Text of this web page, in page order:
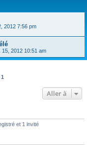
2012 7:56 pm
15, 2012 10:51 am
1
Aller à
et 1 invité